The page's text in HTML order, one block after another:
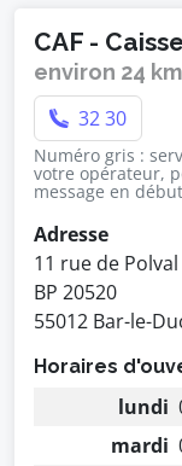
CAF -
environ 24 km
32 30
Numéro gris :
votre opérateur,
message en
Adresse
11 rue de Polval
BP 20520
55012 Bar-le-
Horaires
lundi
mardi